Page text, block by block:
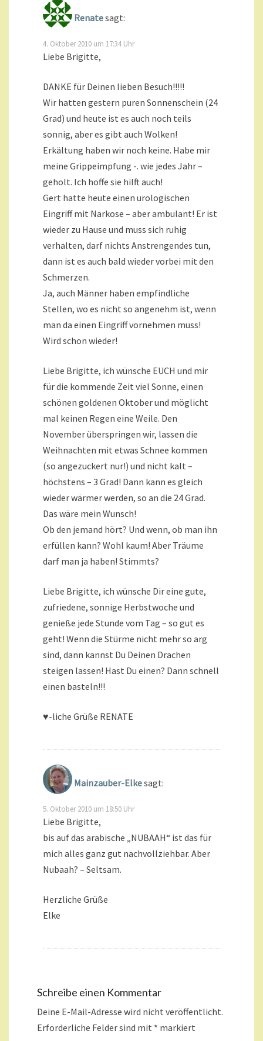
Renatesagt:
4. Oktober 2010 um 17:34 Uhr
Liebe Brigitte,
DANKE für Deinen lieben Besuch!!!!!
Wir hatten gestern puren Sonnenschein (24
Grad) und heute ist es auch noch teils
sonnig, aber es gibt auch Wolken!
Erkältung haben wir noch keine. Habe mir
meine Grippeimpfung -. wie jedes Jahr –
geholt. Ich hoffe sie hilft auch!
Gert hatte heute einen urologischen
Eingriff mit Narkose – aber ambulant! Er ist
wieder zu Hause und muss sich ruhig
verhalten, darf nichts Anstrengendes tun,
dann ist es auch bald wieder vorbei mit den
Schmerzen.
Ja, auch Männer haben empfindliche
Stellen, wo es nicht so angenehm ist, wenn
man da einen Eingriff vornehmen muss!
Wird schon wieder!
Liebe Brigitte, ich wünsche EUCH und mir
für die kommende Zeit viel Sonne, einen
schönen goldenen Oktober und möglicht
mal keinen Regen eine Weile. Den
November überspringen wir, lassen die
Weihnachten mit etwas Schnee kommen
(so angezuckert nur!) und nicht kalt –
höchstens – 3 Grad! Dann kann es gleich
wieder wärmer werden, so an die 24 Grad.
Das wäre mein Wunsch!
Ob den jemand hört? Und wenn, ob man ihn
erfüllen kann? Wohl kaum! Aber Träume
darf man ja haben! Stimmts?
Liebe Brigitte, ich wünsche Dir eine gute,
zufriedene, sonnige Herbstwoche und
genieße jede Stunde vom Tag – so gut es
geht! Wenn die Stürme nicht mehr so arg
sind, dann kannst Du Deinen Drachen
steigen lassen! Hast Du einen? Dann schnell
einen basteln!!!
♥-liche Grüße RENATE
Mainzauber-Elkesagt:
5. Oktober 2010 um 18:50 Uhr
Liebe Brigitte,
bis auf das arabische „NUBAAH“ ist das für
mich alles ganz gut nachvollziehbar. Aber
Nubaah? – Seltsam.
Herzliche Grüße
Elke
Schreibe einen Kommentar
Deine E-Mail-Adresse wird nicht veröffentlicht.
Erforderliche Felder sind mit * markiert